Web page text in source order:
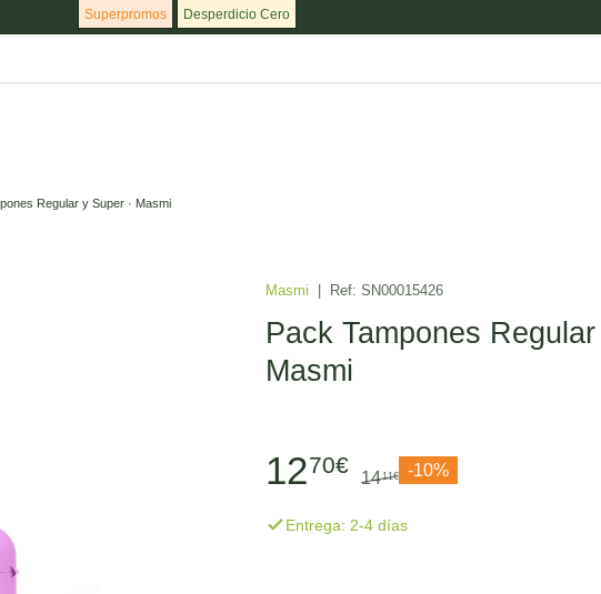
Superpromos Desperdicio Cero
Regular y Super · Masmi
Masmi Ref: SN00015426
Pack Tampones Regular
Masmi
1270€
1411€ -10%
Entrega: 2-4 días